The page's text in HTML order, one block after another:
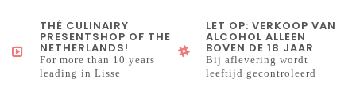
THÉ CULINAIRY
PRESENTSHOP OF THE
NETHERLANDS!
For more than 10 years
leading in Lisse
LET OP: VERKOOP VAN
ALCOHOL ALLEEN
BOVEN DE 18 JAAR
Bij aflevering wordt
leeftijd gecontroleerd